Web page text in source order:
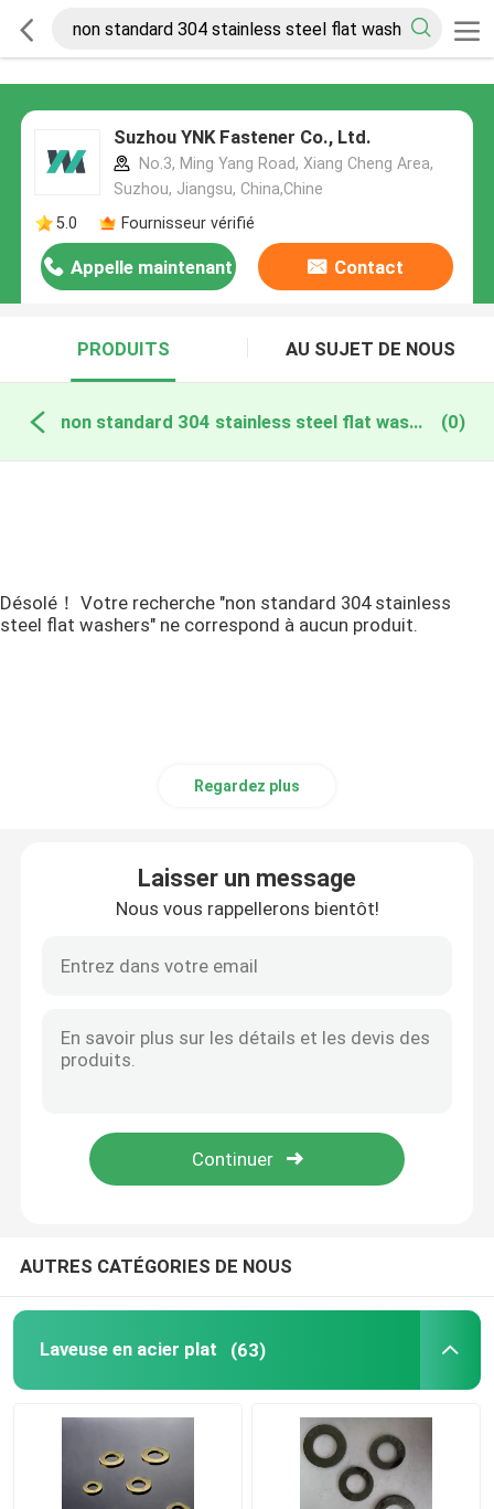
Suzhou YNK Fastener Co., Ltd.
No.3, Ming Yang Road, Xiang Cheng Area,
Suzhou, Jiangsu, China,Chine
5.0
Fournisseur vérifié
Appelle maintenant Contact
PRODUITS AU SUJET DE NOUS
non standard 304 stainless steel flat washers fabrication en ligne (0)
Désolé！ Votre recherche "non standard 304 stainless
steel flat washers" ne correspond à aucun produit.
Regardez plus
Laisser un message
Nous vous rappellerons bientôt!
AUTRES CATÉGORIES DE NOUS
Laveuse en acier plat (63)